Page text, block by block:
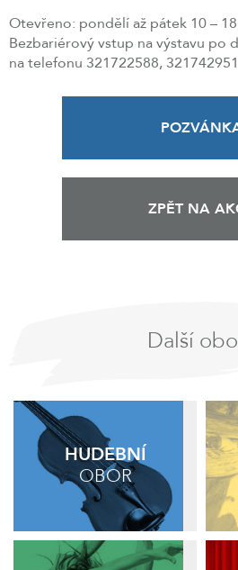
Otevřeno: pondělí až pátek 10 –
Bezbariérový vstup na výstavu po
na telefonu 321722588,
ZPĚT NA
Další
HUDEBNÍ
OBOR